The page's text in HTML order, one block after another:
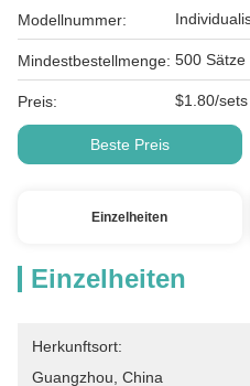
Modellnummer:
Mindestbestellmenge: 500 Sätze
Preis: $1.80/
Beste Preis
Einzelheiten
Einzelheiten
Herkunftsort:
Guangzhou, China